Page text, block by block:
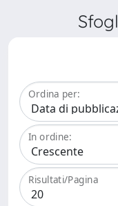
Ordina per:
In ordine:
Risultati/Pagina